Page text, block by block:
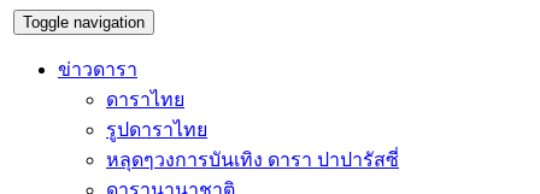
Toggle navigation
ข่าวดารา
ดาราไทย
รูปดาราไทย
หลุดๆวงการบันเทิง ดารา ปาปารัสซี่
ดารานานาชาติ